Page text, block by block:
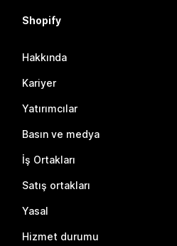
Shopify
Hakkında
Kariyer
Yatırımcılar
Basın ve medya
İş Ortakları
Satış ortakları
Yasal
Hizmet durumu